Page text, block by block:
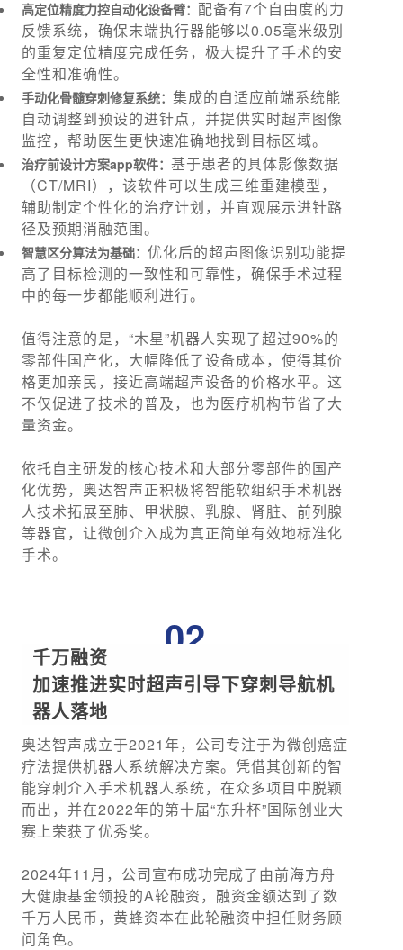
高定位精度力控自动化设备臂： 配备有7个自由度的力
反馈系统，确保末端执行器能够以0.05毫米级别
的重复定位精度完成任务，极大提升了手术的安
全性和准确性。
手动化骨髓穿刺修复系统：集成的自适应前端系统能
自动调整到预设的进针点，并提供实时超声图像
监控，帮助医生更快速准确地找到目标区域。
治疗前设计方案app软件：基于患者的具体影像数据
（CT/MRI），该软件可以生成三维重建模型，
辅助制定个性化的治疗计划，并直观展示进针路
径及预期消融范围。
智慧区分算法为基础：优化后的超声图像识别功能提
高了目标检测的一致性和可靠性，确保手术过程
中的每一步都能顺利进行。
值得注意的是，“木星”机器人实现了超过90%的
零部件国产化，大幅降低了设备成本，使得其价
格更加亲民，接近高端超声设备的价格水平。这
不仅促进了技术的普及，也为医疗机构节省了大
量资金。
依托自主研发的核心技术和大部分零部件的国产
化优势，奥达智声正积极将智能软组织手术机器
人技术拓展至肺、甲状腺、乳腺、肾脏、前列腺
等器官，让微创介入成为真正简单有效地标准化
手术。
02
千万融资
加速推进实时超声引导下穿刺导航机
器人落地
奥达智声成立于2021年，公司专注于为微创癌症
疗法提供机器人系统解决方案。凭借其创新的智
能穿刺介入手术机器人系统，在众多项目中脱颖
而出，并在2022年的第十届“东升杯”国际创业大
赛上荣获了优秀奖。
2024年11月，公司宣布成功完成了由前海方舟
大健康基金领投的A轮融资，融资金额达到了数
千万人民币，黄蜂资本在此轮融资中担任财务顾
问角色。